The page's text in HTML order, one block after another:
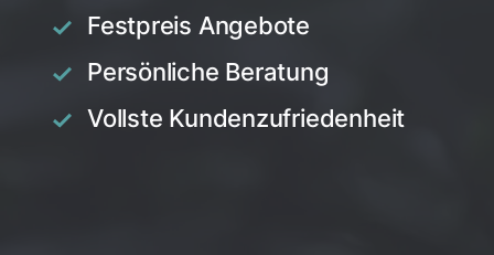
Festpreis Angebote
Persönliche Beratung
Vollste Kundenzufriedenheit